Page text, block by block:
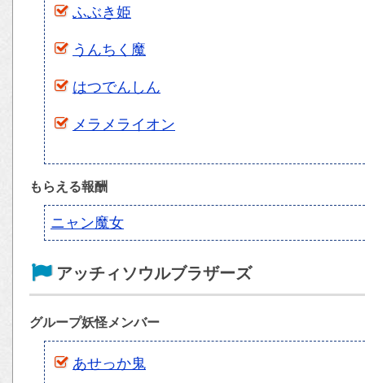
ふぶき姫
うんちく魔
はつでんしん
メラメライオン
もらえる報酬
ニャン魔女
アッチィソウルブラザーズ
グループ妖怪メンバー
あせっか鬼